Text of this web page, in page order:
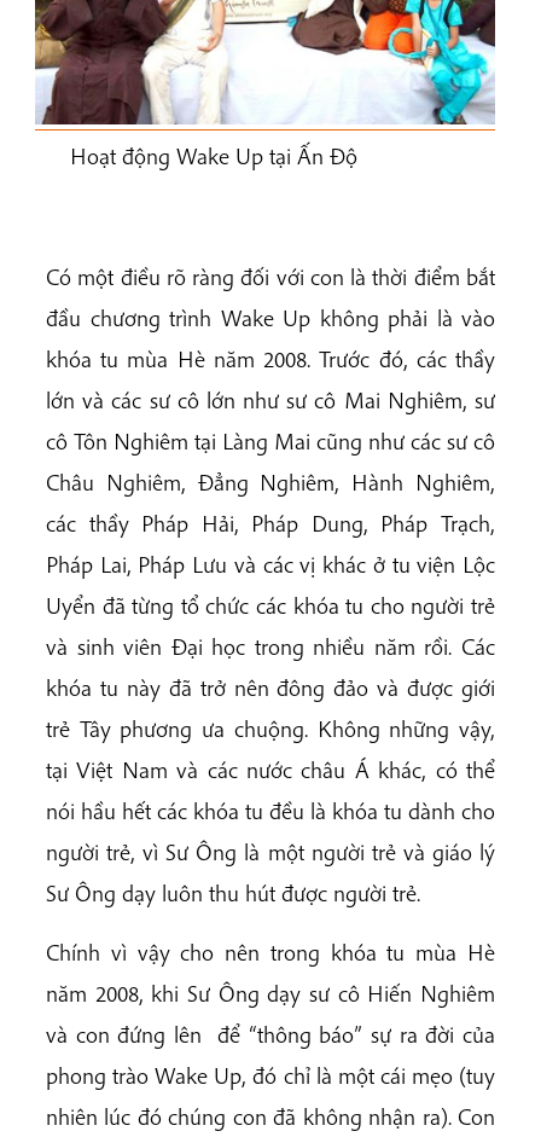
Hoạt động Wake Up tại Ấn Độ
Có một điều rõ ràng đối với con là thời điểm bắt
đầu chương trình Wake Up không phải là vào
khóa tu mùa Hè năm 2008. Trước đó, các thầy
lớn và các sư cô lớn như sư cô Mai Nghiêm, sư
cô Tôn Nghiêm tại Làng Mai cũng như các sư cô
Châu Nghiêm, Đẳng Nghiêm, Hành Nghiêm,
các thầy Pháp Hải, Pháp Dung, Pháp Trạch,
Pháp Lai, Pháp Lưu và các vị khác ở tu viện Lộc
Uyển đã từng tổ chức các khóa tu cho người trẻ
và sinh viên Đại học trong nhiều năm rồi. Các
khóa tu này đã trở nên đông đảo và được giới
trẻ Tây phương ưa chuộng. Không những vậy,
tại Việt Nam và các nước châu Á khác, có thể
nói hầu hết các khóa tu đều là khóa tu dành cho
người trẻ, vì Sư Ông là một người trẻ và giáo lý
Sư Ông dạy luôn thu hút được người trẻ.
Chính vì vậy cho nên trong khóa tu mùa Hè
năm 2008, khi Sư Ông dạy sư cô Hiến Nghiêm
và con đứng lên để “thông báo” sự ra đời của
phong trào Wake Up, đó chỉ là một cái mẹo (tuy
nhiên lúc đó chúng con đã không nhận ra). Con